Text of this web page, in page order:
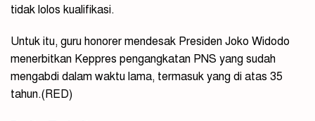
tidak lolos kualifikasi.
Untuk itu, guru honorer mendesak Presiden Joko Widodo
menerbitkan Keppres pengangkatan PNS yang sudah
mengabdi dalam waktu lama, termasuk yang di atas 35
tahun.(RED)